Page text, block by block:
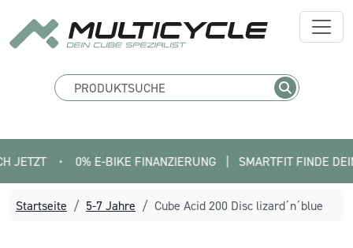
• 0% E-BIKE FINANZIERUNG   |   SMARTFIT FINDE DEIN
Startseite 5-7 Jahre Cube Acid 200 Disc lizard´n´blue